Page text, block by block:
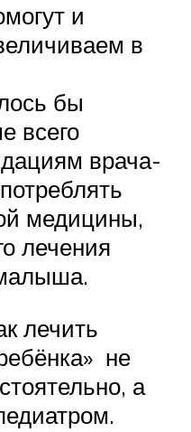
и
в
бы
всего
врача-
медицины,
лечения
лечить
не
а